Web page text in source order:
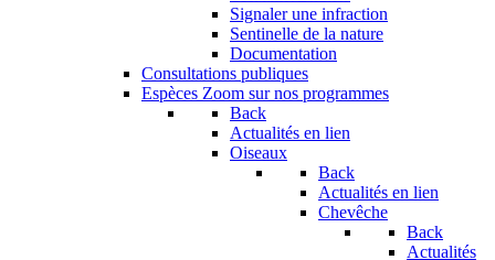
Signaler une infraction
Sentinelle de la nature
Documentation
Consultations publiques
Espèces Zoom sur nos programmes
Back
Actualités en lien
Oiseaux
Back
Actualités en lien
Chevêche
Back
Actualités